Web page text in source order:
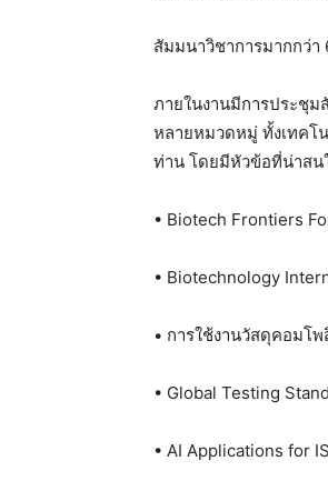
สัมมนาวิชาการมากกว่า
ภายในงานมีการประชุม
หลายหมวดหมู่ ทั้งเทคโ
ท่าน โดยมีหัวข้อที่น่าสน
• Biotech Frontiers
• Biotechnology
• การใช้งานวัสดุคอมโ
• Global Testing
• AI Applications for